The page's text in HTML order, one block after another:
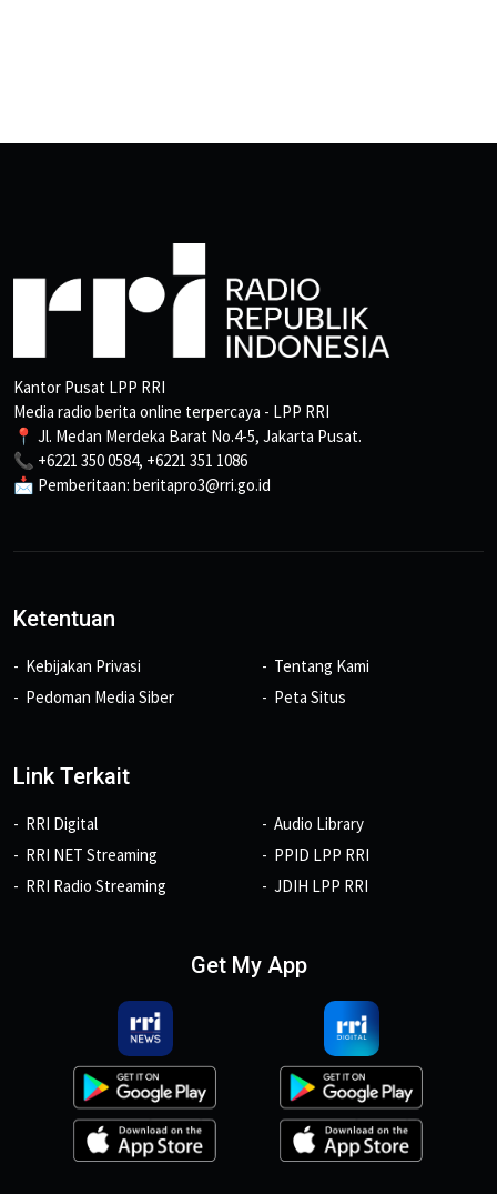
Kantor Pusat LPP RRI
Media radio berita online terpercaya - LPP RRI
📍 Jl. Medan Merdeka Barat No.4-5, Jakarta Pusat.
📞 +6221 350 0584, +6221 351 1086
📩 Pemberitaan: beritapro3@rri.go.id
Ketentuan
Kebijakan Privasi
Pedoman Media Siber
Tentang Kami
Peta Situs
Link Terkait
RRI Digital
RRI NET Streaming
RRI Radio Streaming
Audio Library
PPID LPP RRI
JDIH LPP RRI
Get My App